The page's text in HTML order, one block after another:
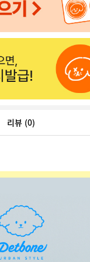
리뷰 (0)